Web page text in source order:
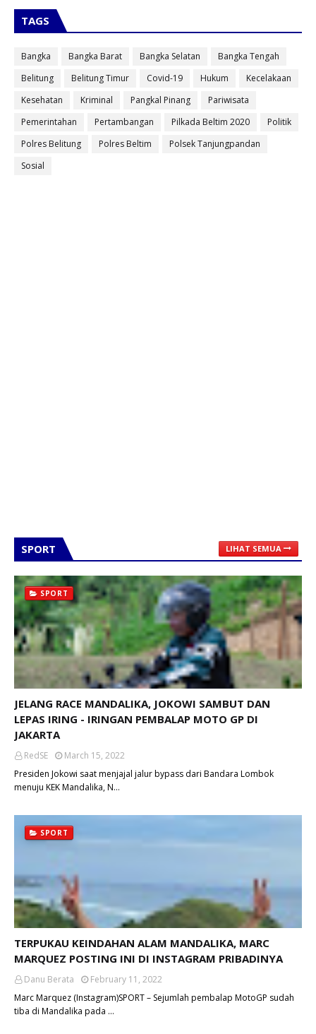
TAGS
Bangka Bangka Barat Bangka Selatan
Bangka Tengah
Belitung
Belitung Timur Covid-19 Hukum
Kecelakaan
Kesehatan
Kriminal Pangkal Pinang
Pariwisata
Pemerintahan
Pertambangan Pilkada Beltim 2020
Politik
Polres Belitung
Polres Beltim
Polsek Tanjungpandan
Sosial
SPORT LIHAT SEMUA
SPORT
JELANG RACE MANDALIKA, JOKOWI SAMBUT DAN
LEPAS IRING - IRINGAN PEMBALAP MOTO GP DI
JAKARTA
RedSE
March 15, 2022
Presiden Jokowi saat menjajal jalur bypass dari Bandara Lombok
menuju KEK Mandalika, N…
SPORT
TERPUKAU KEINDAHAN ALAM MANDALIKA, MARC
MARQUEZ POSTING INI DI INSTAGRAM PRIBADINYA
Danu Berata
February 11, 2022
Marc Marquez (Instagram)SPORT – Sejumlah pembalap MotoGP sudah
tiba di Mandalika pada …